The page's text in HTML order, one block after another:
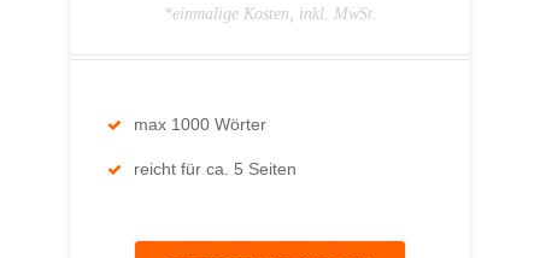
*einmalige Kosten, inkl. MwSt.
max 1000 Wörter
reicht für ca. 5 Seiten